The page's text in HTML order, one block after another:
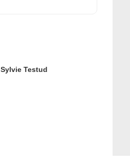
Sylvie Testud